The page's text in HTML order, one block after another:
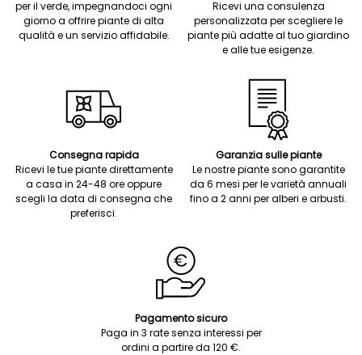
per il verde, impegnandoci ogni
giorno a offrire piante di alta
qualità e un servizio affidabile.
Ricevi una consulenza
personalizzata per scegliere le
piante più adatte al tuo giardino
e alle tue esigenze.
Consegna rapida
Ricevi le tue piante direttamente
a casa in 24-48 ore oppure
scegli la data di consegna che
preferisci.
Garanzia sulle piante
Le nostre piante sono garantite
da 6 mesi per le varietà annuali
fino a 2 anni per alberi e arbusti.
Pagamento sicuro
Paga in 3 rate senza interessi per
ordini a partire da 120 €.